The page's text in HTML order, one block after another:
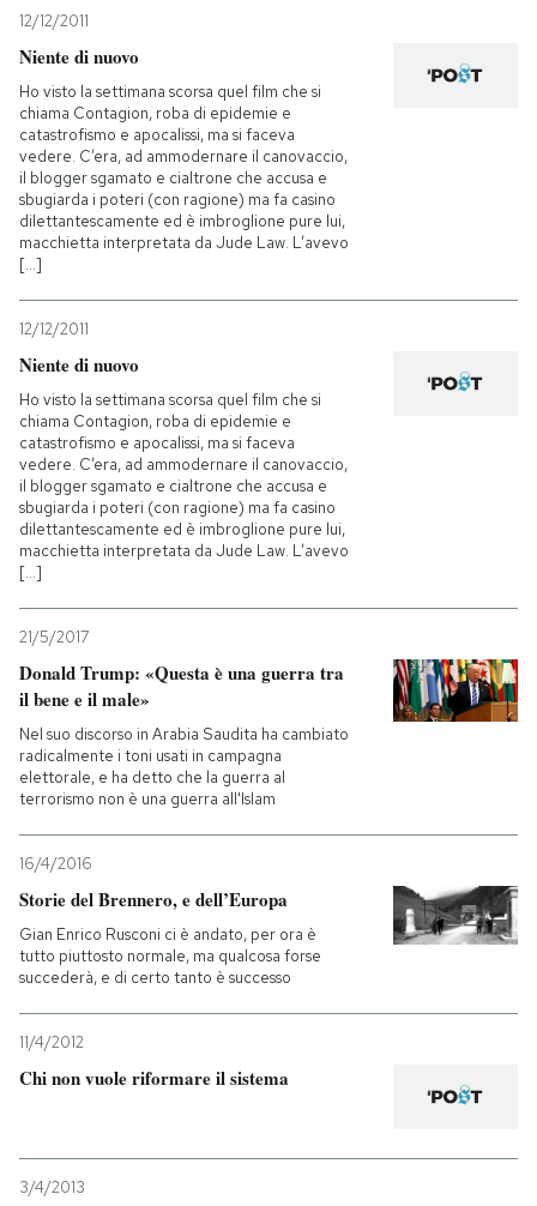
12/12/2011
Niente di nuovo
Ho visto la settimana scorsa quel film che si
chiama Contagion, roba di epidemie e
catastrofismo e apocalissi, ma si faceva
vedere. C’era, ad ammodernare il canovaccio,
il blogger sgamato e cialtrone che accusa e
sbugiarda i poteri (con ragione) ma fa casino
dilettantescamente ed è imbroglione pure lui,
macchietta interpretata da Jude Law. L’avevo
[...]
12/12/2011
Niente di nuovo
Ho visto la settimana scorsa quel film che si
chiama Contagion, roba di epidemie e
catastrofismo e apocalissi, ma si faceva
vedere. C’era, ad ammodernare il canovaccio,
il blogger sgamato e cialtrone che accusa e
sbugiarda i poteri (con ragione) ma fa casino
dilettantescamente ed è imbroglione pure lui,
macchietta interpretata da Jude Law. L’avevo
[...]
21/5/2017
Donald Trump: «Questa è una guerra tra
il bene e il male»
Nel suo discorso in Arabia Saudita ha cambiato
radicalmente i toni usati in campagna
elettorale, e ha detto che la guerra al
terrorismo non è una guerra all'Islam
16/4/2016
Storie del Brennero, e dell’Europa
Gian Enrico Rusconi ci è andato, per ora è
tutto piuttosto normale, ma qualcosa forse
succederà, e di certo tanto è successo
11/4/2012
Chi non vuole riformare il sistema
3/4/2013